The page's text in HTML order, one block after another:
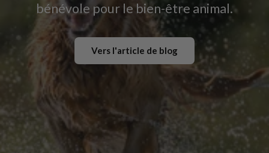
bénévole pour le bien-être animal.
Vers l'article de blog